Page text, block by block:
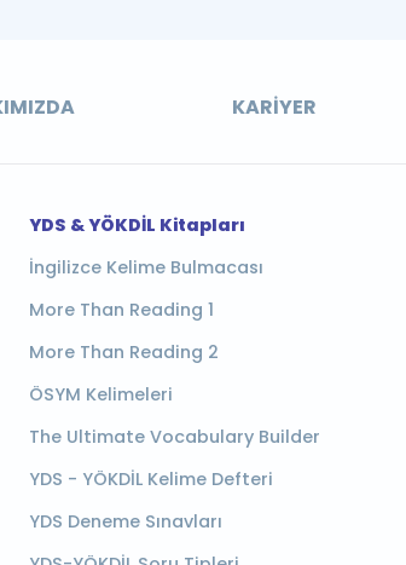
KARIYER
YDS & YÖKDİL Kitapları
İngilizce Kelime Bulmacası
More Than Reading 1
More Than Reading 2
ÖSYM Kelimeleri
The Ultimate Vocabulary Builder
YDS - YÖKDİL Kelime Defteri
YDS Deneme Sınavları